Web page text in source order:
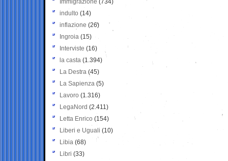
Immigrazione (734)
indulto (14)
inflazione (26)
Ingroia (15)
Interviste (16)
la casta (1.394)
La Destra (45)
La Sapienza (5)
Lavoro (1.316)
LegaNord (2.411)
Letta Enrico (154)
Liberi e Uguali (10)
Libia (68)
Libri (33)